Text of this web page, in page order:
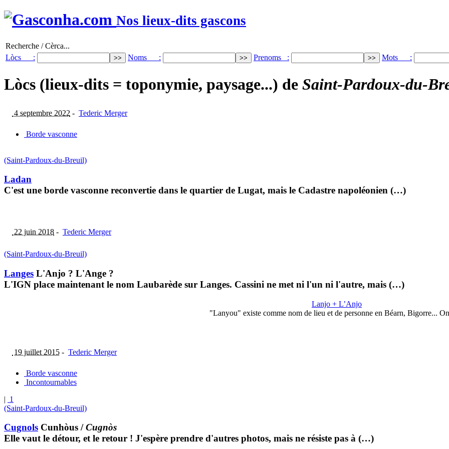
Nos lieux-dits gascons
Recherche / Cèrca...
Lòcs :
Noms : Prenoms : Mots :
Lòcs (lieux-dits = toponymie, paysage...) de Saint-Pardoux-du-
4 septembre 2022 - Tederic Merger
Borde vasconne
(Saint-Pardoux-du-Breuil)
Ladan
C'est une borde vasconne reconvertie dans le quartier de Lugat, mais le Cadastre napoléonien (…)
22 juin 2018 - Tederic Merger
(Saint-Pardoux-du-Breuil)
Langes L'Anjo ? L'Ange ?
L'IGN place maintenant le nom Laubarède sur Langes. Cassini ne met ni l'un ni l'autre, mais (…)
Lanjo + L’Anjo
"Lanyou" existe comme nom de lieu et de personne en Béarn, Bigorre...
19 juillet 2015 - Tederic Merger
Borde vasconne
Incontournables
| 1
(Saint-Pardoux-du-Breuil)
Cugnols Cunhòus /Cugnòs
Elle vaut le détour, et le retour ! J'espère prendre d'autres photos, mais ne résiste pas à (…)